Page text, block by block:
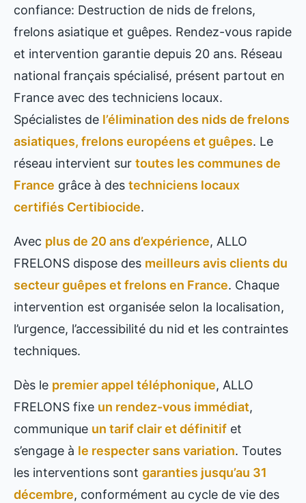
confiance: Destruction de nids de frelons,
frelons asiatique et guêpes. Rendez-vous rapide
et intervention garantie depuis 20 ans. Réseau
national français spécialisé, présent partout en
France avec des techniciens locaux.
Spécialistes de l’élimination des nids de frelons
asiatiques, frelons européens et guêpes. Le
réseau intervient sur toutes les communes de
France grâce à des techniciens locaux
certifiés Certibiocide.
Avec plus de 20 ans d’expérience, ALLO
FRELONS dispose des meilleurs avis clients du
secteur guêpes et frelons en France. Chaque
intervention est organisée selon la localisation,
l’urgence, l’accessibilité du nid et les contraintes
techniques.
Dès le premier appel téléphonique, ALLO
FRELONS fixe un rendez-vous immédiat,
communique un tarif clair et définitif et
s’engage à le respecter sans variation. Toutes
les interventions sont garanties jusqu’au 31
décembre, conformément au cycle de vie des